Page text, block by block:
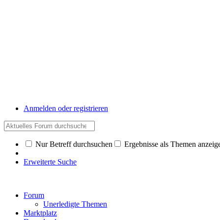
Anmelden oder registrieren
Nur Betreff durchsuchen Ergebnisse als Themen
Erweiterte Suche
Forum
Unerledigte Themen
Marktplatz